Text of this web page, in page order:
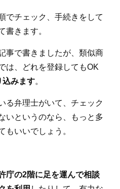
でチェック、手続きをして
書きます。
事で書きましたが、類似商
は、どれを登録してもOK
込みます。
る弁理士がいて、チェック
いというのなら、もっと多
もいいでしょう。
庁の2階に足を運んで相談